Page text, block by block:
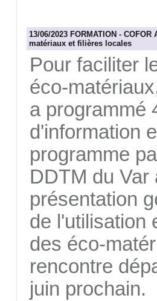
13/06/2023 FORMATION -
matériaux et filières locales
Pour faciliter
éco-
a programmé
d'information
programme
DDTM du Var
présentation
de l'utilisation
des éco-
rencontre
juin prochain.